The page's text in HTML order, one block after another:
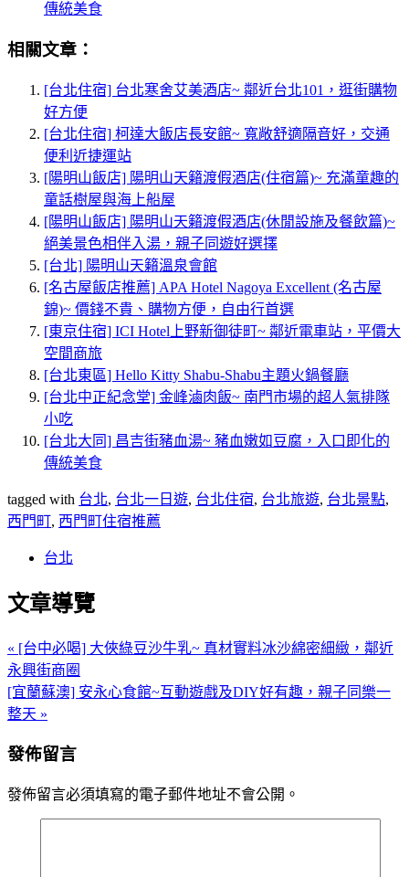
傳統美食
相關文章：
[台北住宿] 台北寒舍艾美酒店~ 鄰近台北101，逛街購物
好方便
[台北住宿] 柯達大飯店長安館~ 寬敞舒適隔音好，交通
便利近捷運站
[陽明山飯店] 陽明山天籟渡假酒店(住宿篇)~ 充滿童趣的
童話樹屋與海上船屋
[陽明山飯店] 陽明山天籟渡假酒店(休閒設施及餐飲篇)~
絕美景色相伴入湯，親子同遊好選擇
[台北] 陽明山天籟溫泉會館
[名古屋飯店推薦] APA Hotel Nagoya Excellent (名古屋
錦)~ 價錢不貴、購物方便，自由行首選
[東京住宿] ICI Hotel上野新御徒町~ 鄰近電車站，平價大
空間商旅
[台北東區] Hello Kitty Shabu-Shabu主題火鍋餐廳
[台北中正紀念堂] 金峰滷肉飯~ 南門市場的超人氣排隊
小吃
[台北大同] 昌吉街豬血湯~ 豬血嫩如豆腐，入口即化的
傳統美食
tagged with 台北, 台北一日遊, 台北住宿, 台北旅遊, 台北景點,
西門町, 西門町住宿推薦
台北
文章導覽
« [台中必喝] 大俠綠豆沙牛乳~ 真材實料冰沙綿密細緻，鄰近
永興街商圈
[宜蘭蘇澳] 安永心食館~互動遊戲及DIY好有趣，親子同樂一
整天 »
發佈留言
發佈留言必須填寫的電子郵件地址不會公開。